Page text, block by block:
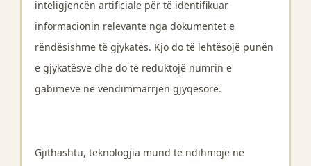
inteligjencën artificiale për të identifikuar
informacionin relevante nga dokumentet e
rëndësishme të gjykatës. Kjo do të lehtësojë punën
e gjykatësve dhe do të reduktojë numrin e
gabimeve në vendimmarrjen gjyqësore.
Gjithashtu, teknologjia mund të ndihmojë në